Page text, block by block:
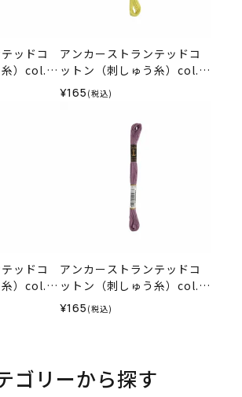
ッドコ
糸）col.0
アンカーストランテッドコ
ットン（刺しゅう糸）col.0
278
¥165 (税込)
ッドコ
糸）col.0
アンカーストランテッドコ
ットン（刺しゅう糸）col.0
871
¥165 (税込)
ゴリーから探す